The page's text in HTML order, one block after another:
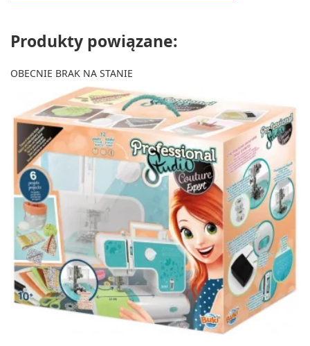
Produkty powiązane:
OBECNIE BRAK NA STANIE